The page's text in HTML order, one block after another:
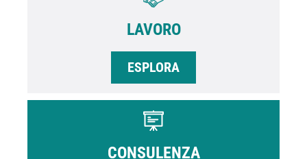
LAVORO
ESPLORA
CONSULENZA